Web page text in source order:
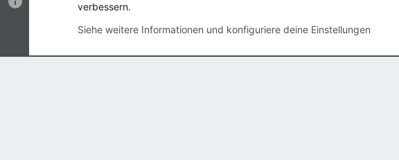
Community platform by XenForo © 2010-2023 XenForo Ltd. |
Style by
0.0172s
verbessern.
Siehe weitere Informationen und konfiguriere deine Einstellungen